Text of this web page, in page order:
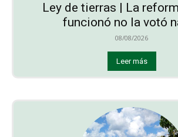
Ley de tierras | La
funcionó no la votó
08/08/2026
Leer más